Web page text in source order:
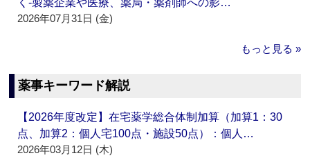
く‐製薬企業や医療、薬局・薬剤師への影…
2026年07月31日 (金)
もっと見る »
薬事キーワード解説
【2026年度改定】在宅薬学総合体制加算（加算1：30
点、加算2：個人宅100点・施設50点）：個人…
2026年03月12日 (木)